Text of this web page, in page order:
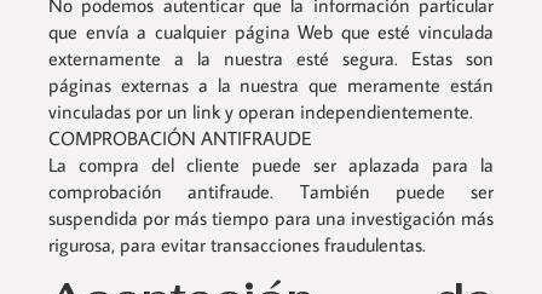
No podemos autenticar que la información particular
que envía a cualquier página Web que esté vinculada
externamente a la nuestra esté segura. Estas son
páginas externas a la nuestra que meramente están
vinculadas por un link y operan independientemente.
COMPROBACIÓN ANTIFRAUDE
La compra del cliente puede ser aplazada para la
comprobación antifraude. También puede ser
suspendida por más tiempo para una investigación más
rigurosa, para evitar transacciones fraudulentas.